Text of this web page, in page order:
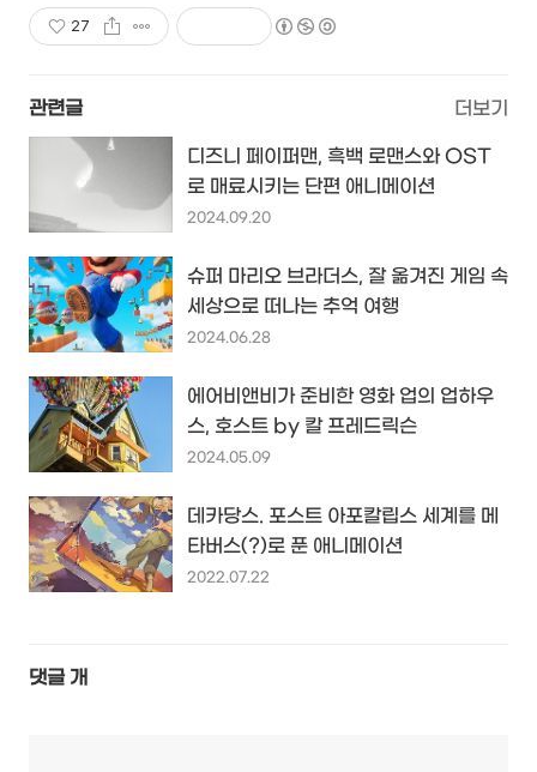
27
관련글 더보기
디즈니 페이퍼맨, 흑백 로맨스와 OST
로 매료시키는 단편 애니메이션
2024.09.20
슈퍼 마리오 브라더스, 잘 옮겨진 게임 속
세상으로 떠나는 추억 여행
2024.06.28
에어비앤비가 준비한 영화 업의 업하우
스, 호스트 by 칼 프레드릭슨
2024.05.09
데카당스. 포스트 아포칼립스 세계를 메
타버스(?)로 푼 애니메이션
2022.07.22
댓글 개